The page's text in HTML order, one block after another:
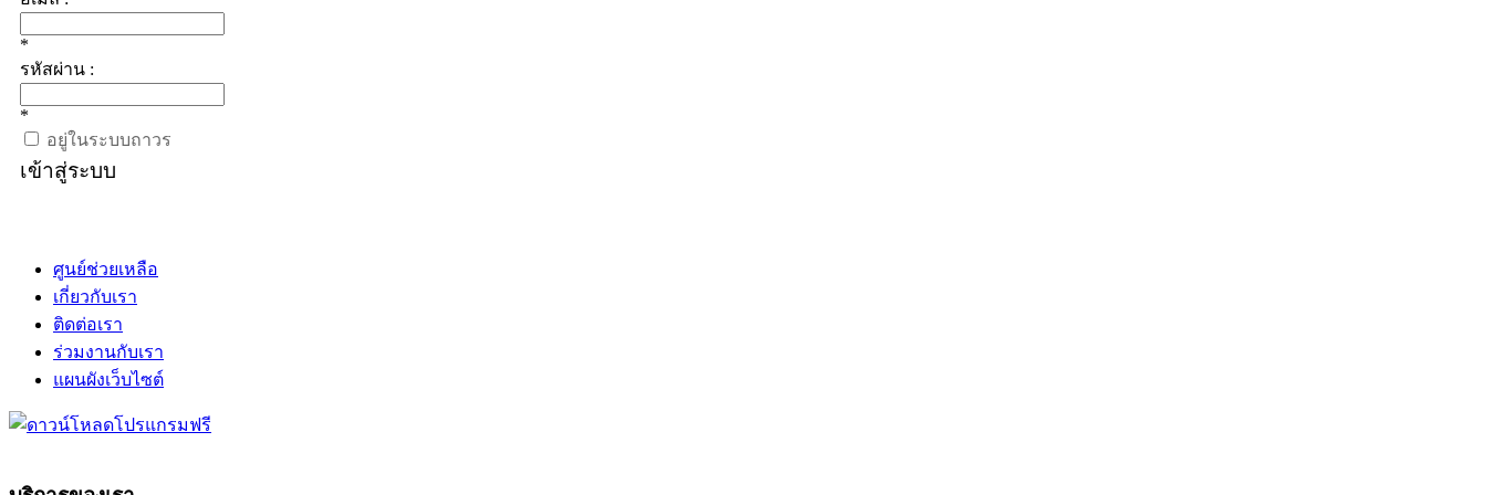
*
รหัสผ่าน :
*
อยู่ในระบบถาวร
เข้าสู่ระบบ
ศูนย์ช่วยเหลือ
เกี่ยวกับเรา
ติดต่อเรา
ร่วมงานกับเรา
แผนผังเว็บไซต์